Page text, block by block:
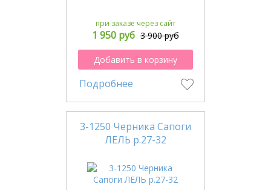
при заказе через сайт
1 950 руб 3 900 руб
Добавить в корзину
Подробнее
3-1250 Черника Сапоги
ЛЕЛЬ р.27-32